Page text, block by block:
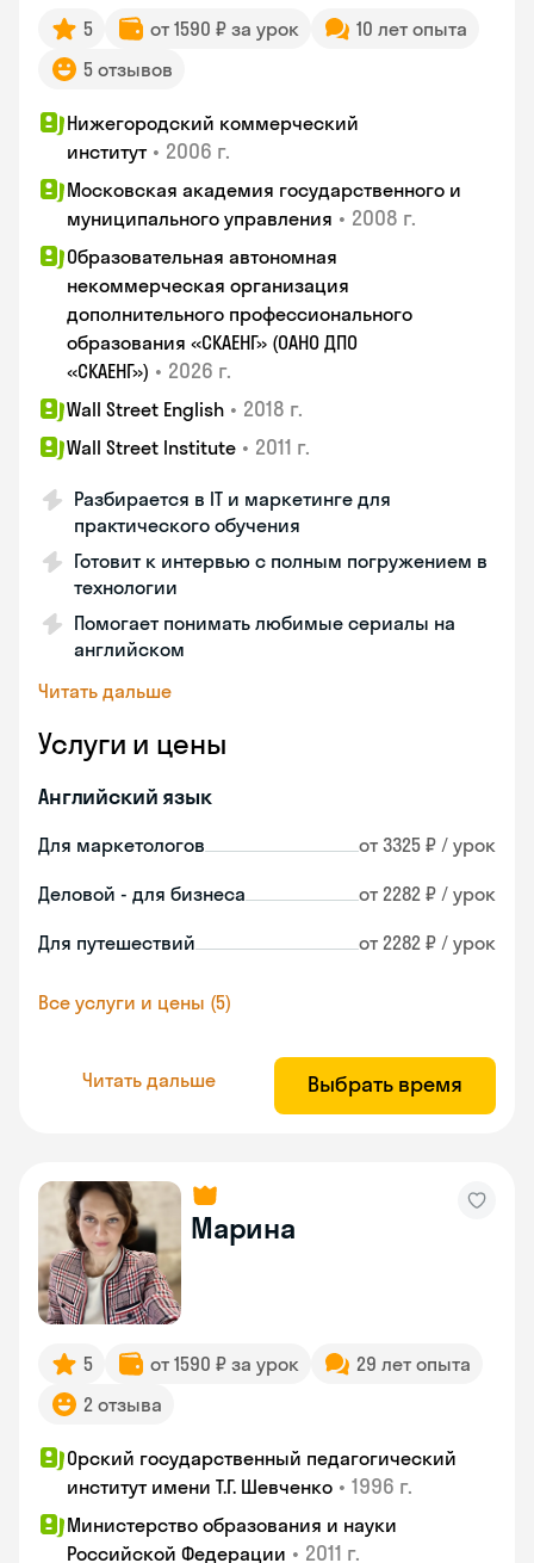
5 от 1590 ₽ за урок
10 лет опыта
5 отзывов
Нижегородский коммерческий
институт • 2006 г.
Московская академия государственного и
муниципального управления • 2008 г.
Образовательная автономная
некоммерческая организация
дополнительного профессионального
образования «СКАЕНГ» (ОАНО ДПО
«СКАЕНГ») • 2026 г.
Wall Street English • 2018 г.
Wall Street Institute • 2011 г.
Разбирается в IT и маркетинге для
практического обучения
Готовит к интервью с полным погружением в
технологии
Помогает понимать любимые сериалы на
английском
Читать дальше
Услуги и цены
Английский язык
Для маркетологов от 3325 ₽ / урок
Деловой - для бизнеса от 2282 ₽ / урок
Для путешествий от 2282 ₽ / урок
Все услуги и цены (5)
Читать дальше Выбрать время
Марина
5 от 1590 ₽ за урок
29 лет опыта
2 отзыва
Орский государственный педагогический
институт имени Т.Г. Шевченко • 1996 г.
Министерство образования и науки
Российской Федерации • 2011 г.